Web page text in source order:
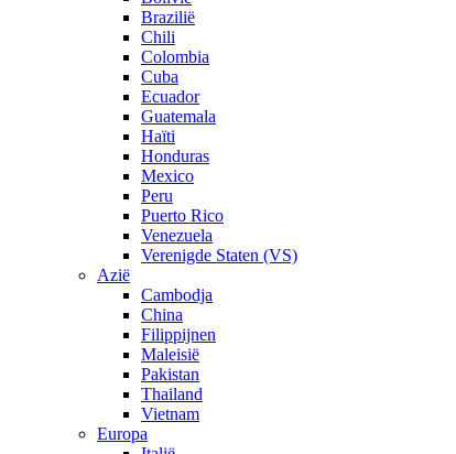
Brazilië
Chili
Colombia
Cuba
Ecuador
Guatemala
Haïti
Honduras
Mexico
Peru
Puerto Rico
Venezuela
Verenigde Staten (VS)
Azië
Cambodja
China
Filippijnen
Maleisië
Pakistan
Thailand
Vietnam
Europa